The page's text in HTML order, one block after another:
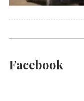
Facebook